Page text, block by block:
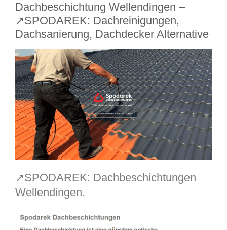
Dachbeschichtung Wellendingen –
↗️SPODAREK: Dachreinigungen,
Dachsanierung, Dachdecker Alternative
↗️SPODAREK: Dachbeschichtungen
Wellendingen.